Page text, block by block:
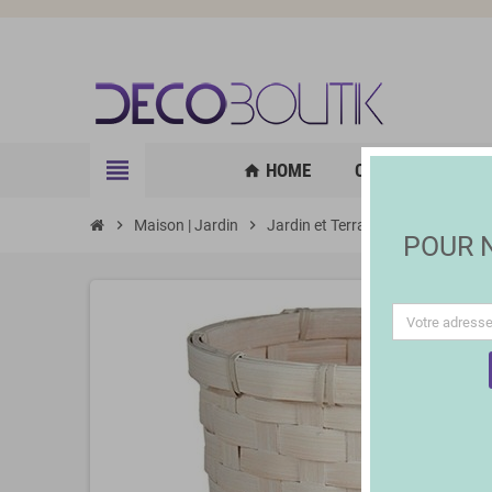
view_headline home HOME CUISINE |
chevron_right Maison | Jardin chevron_right Jardin et Terrasse
POUR